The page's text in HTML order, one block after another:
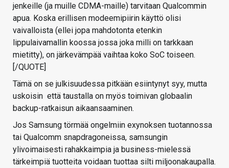
jenkeille (ja muille CDMA-maille) tarvitaan Qualcommin
apua. Koska erillisen modeemipiirin käyttö olisi
vaivalloista (ellei jopa mahdotonta etenkin
lippulaivamallin koossa jossa joka milli on tarkkaan
mietitty), on järkevämpää vaihtaa koko SoC toiseen.
[/QUOTE]
Tämä on se julkisuudessa pitkään esiintynyt syy, mutta
uskoisin että taustalla on myös toimivan globaalin
backup-ratkaisun aikaansaaminen.
Jos Samsung törmää ongelmiin exynoksen tuotannossa
tai Qualcomm snapdragoneissa, samsungin
ylivoimaisesti rahakkaimpia ja business-mielessä
tärkeimpiä tuotteita voidaan tuottaa silti miljoonakaupalla.